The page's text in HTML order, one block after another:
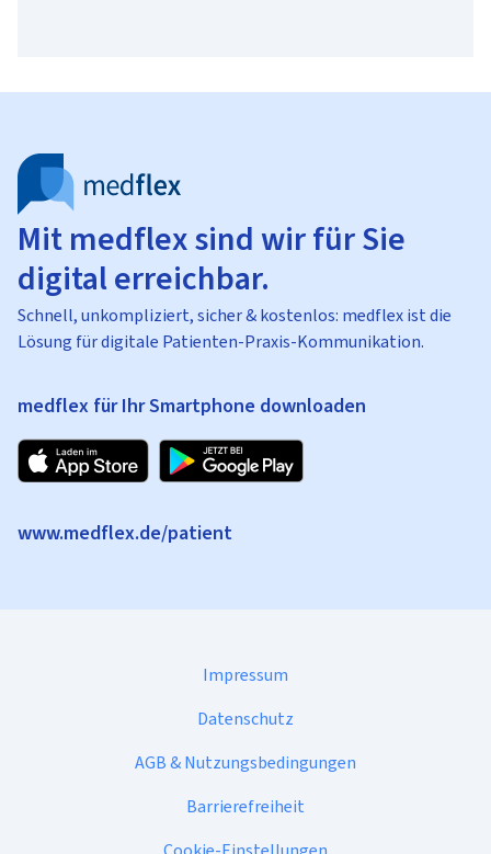
Mit medflex sind wir für Sie
digital erreichbar.
Schnell, unkompliziert, sicher & kostenlos: medflex ist die
Lösung für digitale Patienten-Praxis-Kommunikation.
medflex für Ihr Smartphone downloaden
www.medflex.de/patient
Impressum
Datenschutz
AGB & Nutzungsbedingungen
Barrierefreiheit